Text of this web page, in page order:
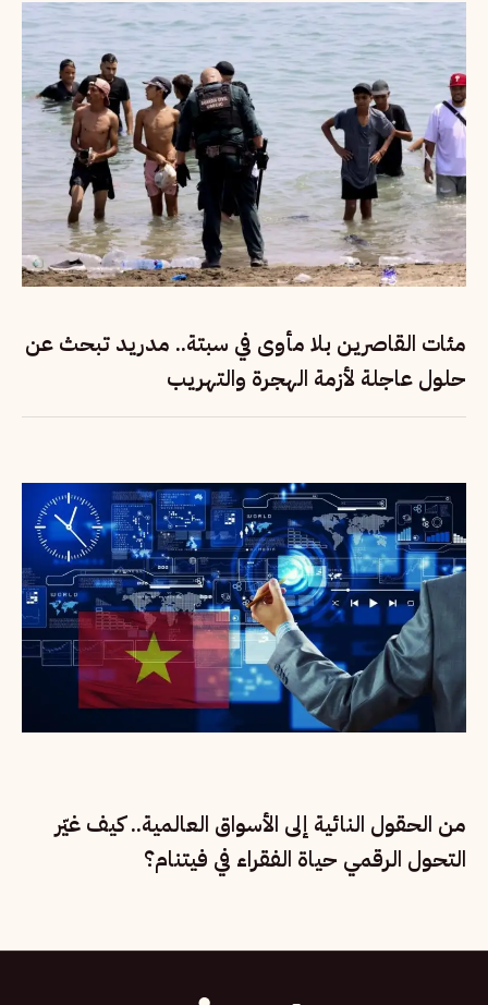
مئات القاصرين بلا مأوى في سبتة.. مدريد تبحث عن
حلول عاجلة لأزمة الهجرة والتهريب
من الحقول النائية إلى الأسواق العالمية.. كيف غيّر
التحول الرقمي حياة الفقراء في فيتنام؟